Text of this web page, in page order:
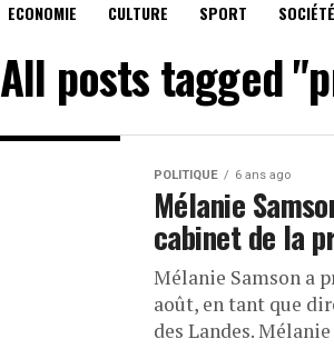
ECONOMIE CULTURE SPORT SOCIÉTÉ
All posts tagged
POLITIQUE 6 ans ago
Mélanie
cabinet de la
Mélanie Samson a
août, en tant que
des Landes.